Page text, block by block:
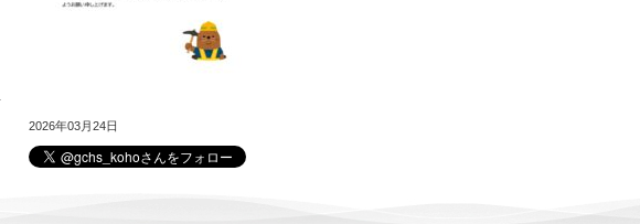
2026年03月24日